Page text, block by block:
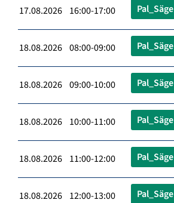
17.08.2026 16:00-17:00 Pal_Säge
18.08.2026 08:00-09:00 Pal_Säge
18.08.2026 09:00-10:00 Pal_Säge
18.08.2026 10:00-11:00 Pal_Säge
18.08.2026 11:00-12:00 Pal_Säge
18.08.2026 12:00-13:00 Pal_Säge